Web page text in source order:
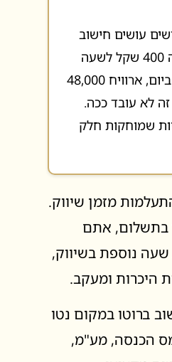
עושים חישוב
פשוט: "אם אגבה 400 שקל לשעה
ואעבוד 6 שעות ביום, ארוויח 48,000
לא עובד ככה.
שמוחקות חלק
מזמן שיווק.
בתשלום, אתם
נוספת בשיווק,
היכרות ומעקב.
ברוטו במקום נטו
הכנסה, מע"מ,